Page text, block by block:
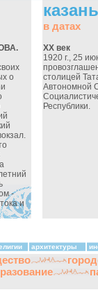
о
-
и
казань
в датах
ХХ век
1920 г., 25
столицей
Автономной
Республики.
архитектуры